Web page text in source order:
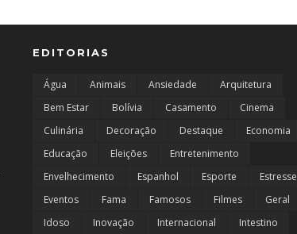
EDITORIAS
Água Animais Ansiedade
Arquitetura
Bem Estar
Bolívia Casamento
Cinema
Culinária
Decoração Destaque
Economia
Educação
Eleições
Entretenimento
Envelhecimento
Espanhol Esporte
Estresse
Eventos
Fama Famosos Filmes
Geral
Idoso
Inovação Internacional Intestino